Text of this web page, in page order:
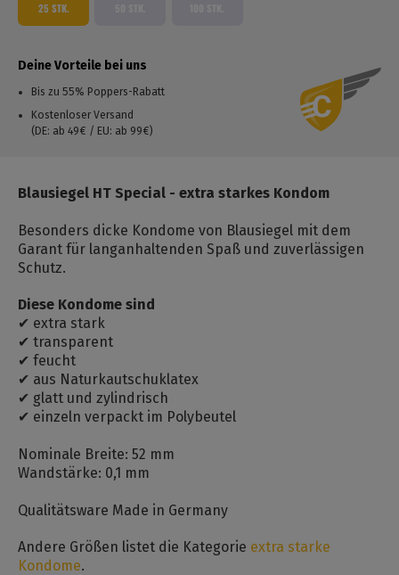
25 STK.
Deine Vorteile bei uns
Bis zu 55% Poppers-Rabatt
Kostenloser Versand
(DE: ab 49€ / EU: ab 99€)
Blausiegel HT Special - extra starkes Kondom
Besonders dicke Kondome von Blausiegel mit dem
Garant für langanhaltenden Spaß und zuverlässigen
Schutz.
Diese Kondome sind
✔ extra stark
✔ transparent
✔ feucht
✔ aus Naturkautschuklatex
✔ glatt und zylindrisch
✔ einzeln verpackt im Polybeutel
Nominale Breite: 52 mm
Wandstärke: 0,1 mm
Qualitätsware Made in Germany
Andere Größen listet die Kategorie extra starke
Kondome.